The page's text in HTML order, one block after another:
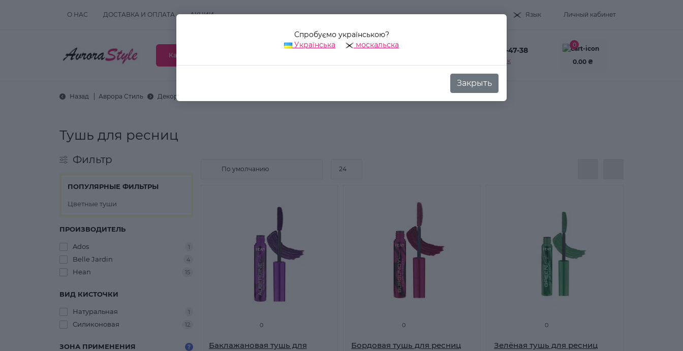
О НАС ДОСТАВКА И ОПЛАТА АКЦИИ Язык Личный кабинет
Каталог товаров
+38(093) 995-47-38
Заказать звонок
0
0.00 ₴
Назад Аврора Стиль Декоративная косметика
Спробуємо українською?
Українська
москальска
Закрыть
Тушь для ресниц
Фильтр
ПОПУЛЯРНЫЕ ФИЛЬТРЫ
Цветные туши
ПРОИЗВОДИТЕЛЬ
Ados 1
Belle Jardin 4
Hean 15
ВИД КИСТОЧКИ
Натуральная 1
Силиконовая 12
ЗОНА ПРИМЕНЕНИЯ
0
Баклажановая тушь для
0
Бордовая тушь для ресниц
0
Зелёная тушь для ресниц